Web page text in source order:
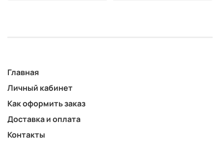
Главная
Личный кабинет
Как оформить заказ
Доставка и оплата
Контакты